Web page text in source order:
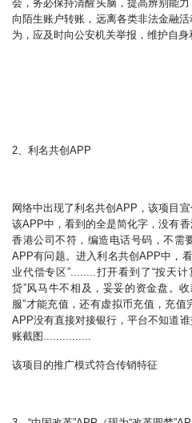
会，务必保持清醒头脑，提高辨别能
向陌生账户转账，远离各类非法金融
为，应及时向公安机关举报，维护自身
2、利名共创APP
网络中出现了利名共创APP，该项目
该APP中，看到的全是简化字，没有
香港公司不符，编造电话号码，不需
APP有问题。进入利名共创APP中，看
业代偿专区”........打开看到了“按天计
贷”风马牛不相及，妥妥的资金盘。
服”才能充值，还有虚拟币充值，充
APP没有直接对接银行，平台不知道
账截图...............
该项目的推广模式符合传销特征